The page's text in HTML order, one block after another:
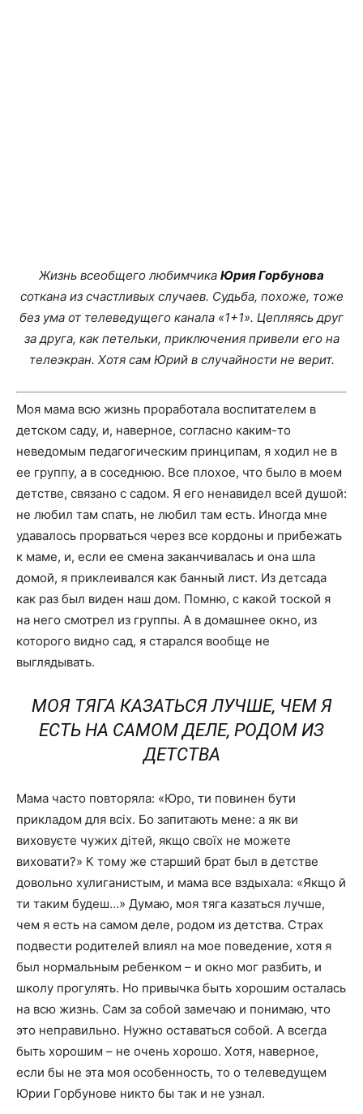
Жизнь всеобщего любимчика Юрия Горбунова
соткана из счастливых случаев. Судьба, похоже, тоже
без ума от телеведущего канала «1+1». Цепляясь друг
за друга, как петельки, приключения привели его на
телеэкран. Хотя сам Юрий в случайности не верит.
Моя мама всю жизнь проработала воспитателем в
детском саду, и, наверное, согласно каким-­то
неведомым педагогическим принципам, я ходил не в
ее группу, а в соседнюю. Все плохое, что было в моем
детстве, связано с садом. Я его ненавидел всей душой:
не любил там спать, не любил там есть. Иногда мне
удавалось прорваться через все кордоны и прибежать
к маме, и, если ее смена заканчивалась и она шла
домой, я приклеивался как банный лист. Из детсада
как раз был виден наш дом. Помню, с какой тоской я
на него смотрел из группы. А в домашнее окно, из
которого видно сад, я старался вообще не
выглядывать.
МОЯ ТЯГА КАЗАТЬСЯ ЛУЧШЕ, ЧЕМ Я
ЕСТЬ НА САМОМ ДЕЛЕ, РОДОМ ИЗ
ДЕТСТВА
Мама часто повторяла: «Юро, ти повинен бути
прикладом для всіх. Бо запитають мене: а як ви
виховуєте чужих дітей, якщо своїх не можете
виховати?» К тому же старший брат был в детстве
довольно хулиганистым, и мама все вздыхала: «Якщо й
ти таким будеш…» Думаю, моя тяга казаться лучше,
чем я есть на самом деле, родом из детства. Страх
подвести родителей влиял на мое поведение, хотя я
был нормальным ребенком – и окно мог разбить, и
школу прогулять. Но привычка быть хорошим осталась
на всю жизнь. Сам за собой замечаю и понимаю, что
это неправильно. Нужно оставаться собой. А всегда
быть хорошим – не очень хорошо. Хотя, наверное,
если бы не эта моя особенность, то о телеведущем
Юрии Горбунове никто бы так и не узнал.